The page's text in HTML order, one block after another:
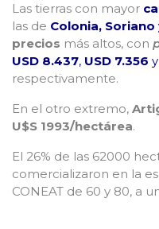
Las tierras con mayor
las de Colonia, Soriano
precios más altos, con
USD 8.437, USD 7.356 y
respectivamente.
En el otro extremo,
U$S 1993/hectárea.
El 26% de las 62000
comercializaron en la
CONEAT de 60 y 80, a